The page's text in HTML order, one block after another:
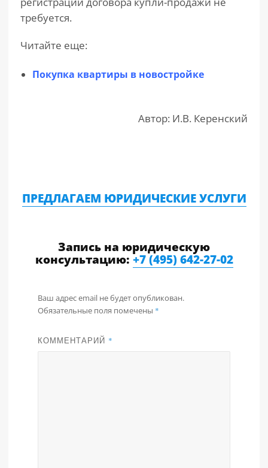
требуется.
Читайте еще:
Покупка квартиры в новостройке
Автор: И.В. Керенский
ПРЕДЛАГАЕМ ЮРИДИЧЕСКИЕ УСЛУГИ
Запись на юридическую
консультацию: +7 (495) 642-27-02
Ваш адрес email не будет опубликован.
Обязательные поля помечены *
КОММЕНТАРИЙ *